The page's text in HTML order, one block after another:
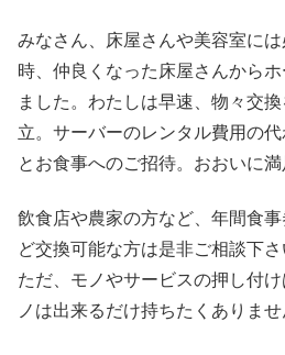
みなさん、床屋さんや美容室に
時、仲良くなった床屋さんから
ました。わたしは早速、物々交
立。サーバーのレンタル費用の
とお食事へのご招待。おおいに満
飲食店や農家の方など、年間食
ど交換可能な方は是非ご相談下さ
ただ、モノやサービスの押し付
ノは出来るだけ持ちたくありま